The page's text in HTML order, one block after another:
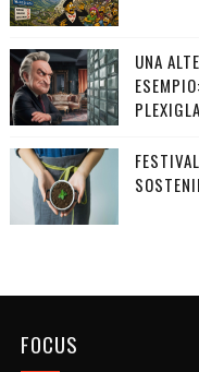
UNA
FOCUS